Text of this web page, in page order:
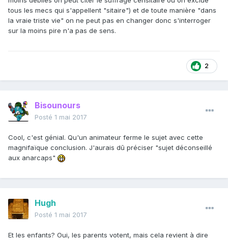
tous les mecs qui s'appellent "sitaire") et de toute manière "dans
la vraie triste vie" on ne peut pas en changer donc s'interroger
sur la moins pire n'a pas de sens.
2
Bisounours
Posté 1 mai 2017
Cool, c'est génial. Qu'un animateur ferme le sujet avec cette
magnifaïque conclusion. J'aurais dû préciser "sujet déconseillé
aux anarcaps"
Hugh
Posté 1 mai 2017
Et les enfants? Oui, les parents votent, mais cela revient à dire